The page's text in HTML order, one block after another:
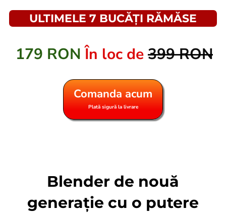
ULTIMELE 7 BUCĂȚI RĂMĂSE
179 RONÎn loc de399 RON
Comanda acum
Plată sigură la livrare
Blender de nouă
generație cu o putere